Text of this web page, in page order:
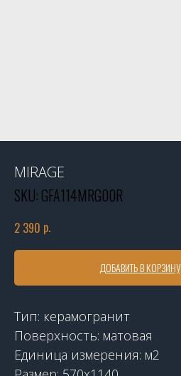
MIRAGE
SKU: GFA114MRG00R
2 390 р.
ДОБАВИТЬ В КОРЗИНУ
Тип: керамогранит
Поверхность: матовая
Единица измерения: м2